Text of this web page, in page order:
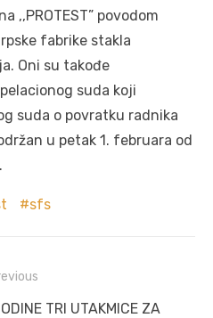
,,PROTEST” povodom
fabrike stakla
Oni su takođe
suda koji
suda o povratku radnika
u petak 1. februara od
sfs
TRI UTAKMICE ZA